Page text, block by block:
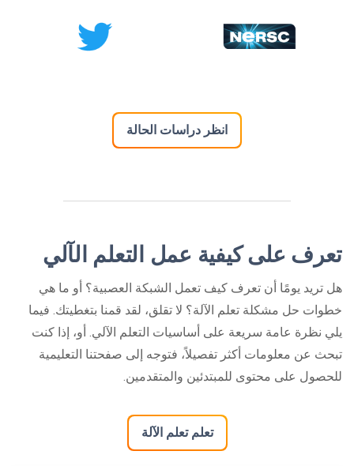
انظر دراسات الحالة
تعرف على كيفية عمل التعلم الآلي
هل تريد يومًا أن تعرف كيف تعمل الشبكة العصبية؟ أو ما هي
خطوات حل مشكلة تعلم الآلة؟ لا تقلق، لقد قمنا بتغطيتك. فيما
يلي نظرة عامة سريعة على أساسيات التعلم الآلي. أو، إذا كنت
تبحث عن معلومات أكثر تفصيلاً، فتوجه إلى صفحتنا التعليمية
للحصول على محتوى للمبتدئين والمتقدمين.
تعلم تعلم الآلة